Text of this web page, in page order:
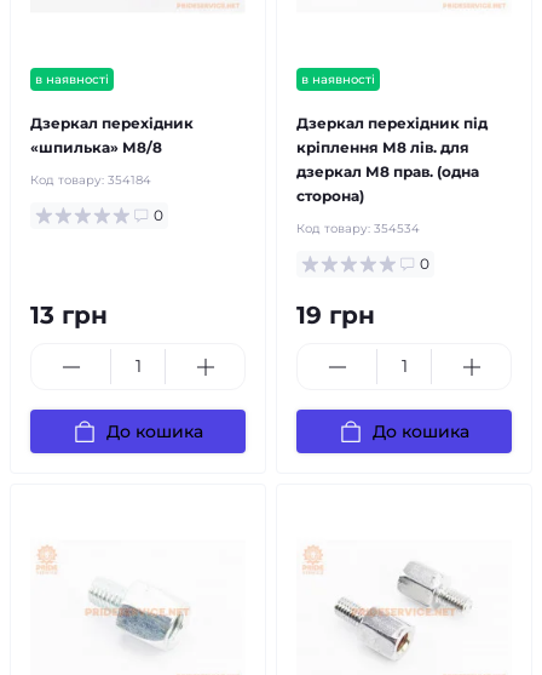
в наявності
Дзеркал перехідник
«шпилька» М8/8
Код товару: 354184
0
13 грн
До кошика
в наявності
Дзеркал перехідник під
кріплення М8 лів. для
дзеркал М8 прав. (одна
сторона)
Код товару: 354534
0
19 грн
До кошика